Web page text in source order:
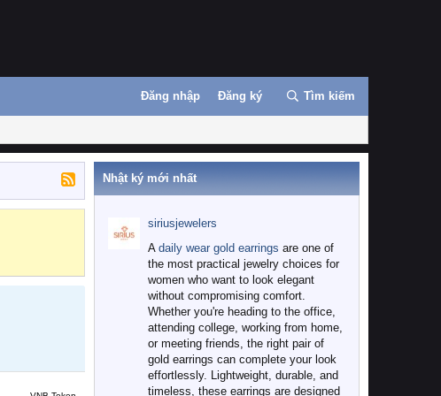
Đăng nhập Đăng ký Tìm kiếm
Nhật ký mới nhất
siriusjewelers
A daily wear gold earrings are one of
the most practical jewelry choices for
women who want to look elegant
without compromising comfort.
Whether you're heading to the office,
attending college, working from home,
or meeting friends, the right pair of
gold earrings can complete your look
effortlessly. Lightweight, durable, and
timeless, these earrings are designed